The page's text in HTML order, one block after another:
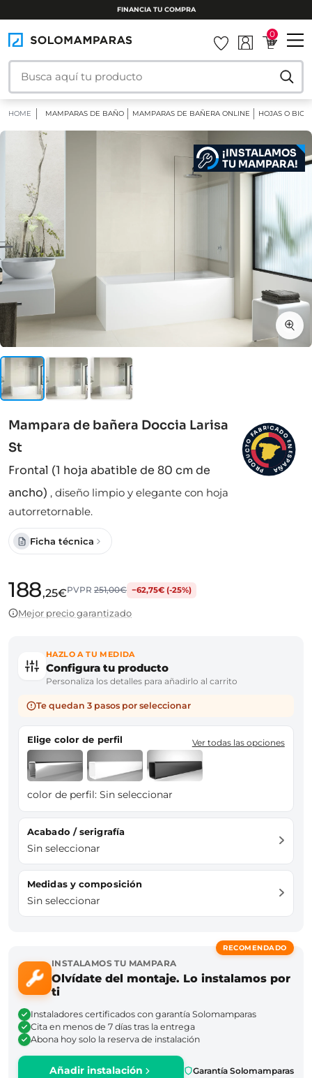
INSTALAMOS TU MAMPARA
0
HOME MAMPARAS DE BAÑO MAMPARAS DE BAÑERA ONLINE HOJAS O
¡INSTALAMOS
TU MAMPARA!
Mampara de bañera Doccia Larisa
St
Frontal (1 hoja abatible de 80 cm de
ancho) , diseño limpio y elegante con hoja
autorretornable.
P
R
O
D
U
C
T
O
FABRICADO
E
N
E
S
P
A
Ñ
A
Ficha técnica
188,25€PVPR251,00€ −62,75€ (-25%)
Mejor precio garantizado
HAZLO A TU MEDIDA
Configura tu producto
Personaliza los detalles para añadirlo al carrito
Te quedan 3 pasos por seleccionar
Elige color de perfil Ver todas las opciones
color de perfil: Sin seleccionar
Acabado / serigrafía
Sin seleccionar
Medidas y composición
Sin seleccionar
RECOMENDADO
INSTALAMOS TU MAMPARA
Olvídate del montaje. Lo instalamos por
ti
Instaladores certificados con garantía Solomamparas
Cita en menos de 7 días tras la entrega
Abona hoy solo la reserva de instalación
Añadir instalación Garantía Solomamparas